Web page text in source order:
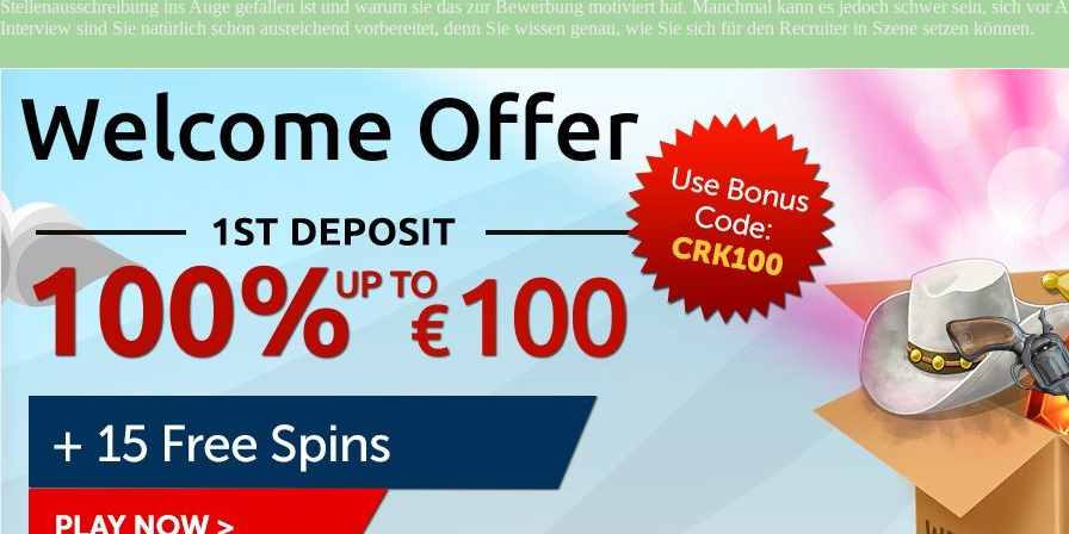
Stellenausschreibung ins Auge gefallen ist und warum sie das zur Bewerbung motiviert hat. Manchmal kann es jedoch schwer sein, sich vor
Interview sind Sie natürlich schon ausreichend vorbereitet, denn Sie wissen genau, wie Sie sich für den Recruiter in Szene setzen können.